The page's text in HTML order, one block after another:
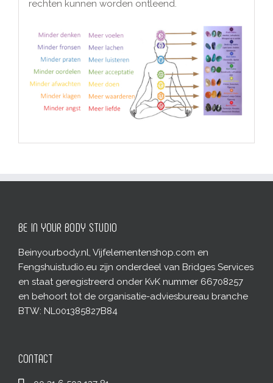
rechten kunnen worden ontleend.
BE IN YOUR BODY STUDIO
Beinyourbody.nl, Vijfelementenshop.com en
Fengshuistudio.eu zijn onderdeel van Bridges Services
en staat geregistreerd onder KvK nummer 66708257
en behoort tot de organisatie-adviesbureau branche
BTW: NL001385827B84
CONTACT